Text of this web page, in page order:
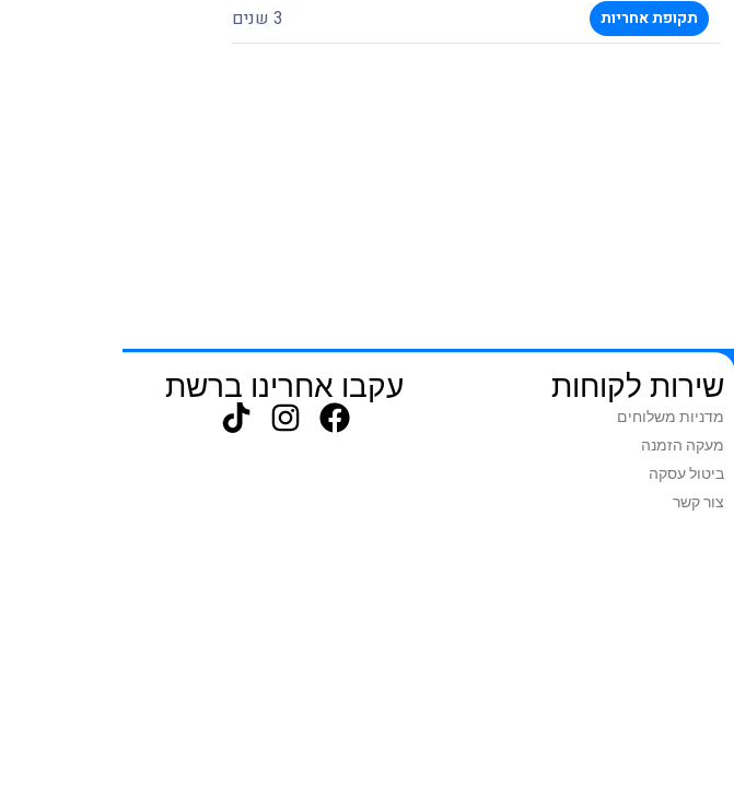
תקופת אחריות 3 שנים
שירות לקוחות
מדניות משלוחים
מעקה הזמנה
ביטול עסקה
צור קשר
עקבו אחרינו ברשת